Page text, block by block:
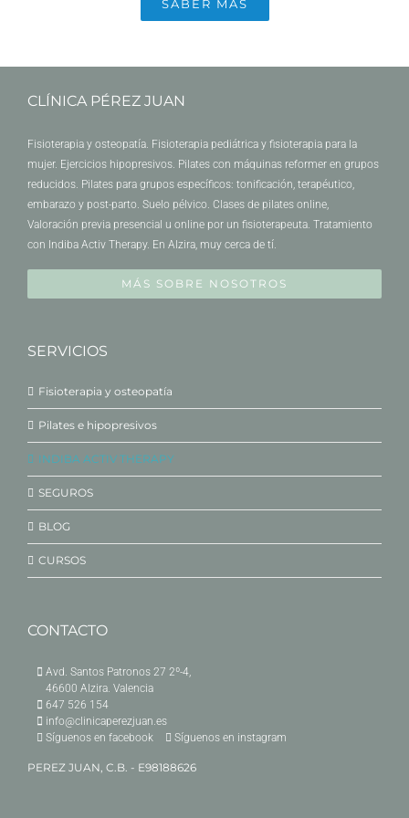
SABER MÁS
CLÍNICA PÉREZ JUAN
Fisioterapia y osteopatía. Fisioterapia pediátrica y fisioterapia para la
mujer. Ejercicios hipopresivos. Pilates con máquinas reformer en grupos
reducidos. Pilates para grupos específicos: tonificación, terapéutico,
embarazo y post-parto. Suelo pélvico. Clases de pilates online,
Valoración previa presencial u online por un fisioterapeuta. Tratamiento
con Indiba Activ Therapy. En Alzira, muy cerca de tí.
MÁS SOBRE NOSOTROS
SERVICIOS
Fisioterapia y osteopatía
Pilates e hipopresivos
INDIBA ACTIV THERAPY
SEGUROS
BLOG
CURSOS
CONTACTO
Avd. Santos Patronos 27 2º-4,
46600 Alzira. Valencia
647 526 154
info@clinicaperezjuan.es
Síguenos en facebook
Síguenos en instagram
PEREZ JUAN, C.B. - E98188626